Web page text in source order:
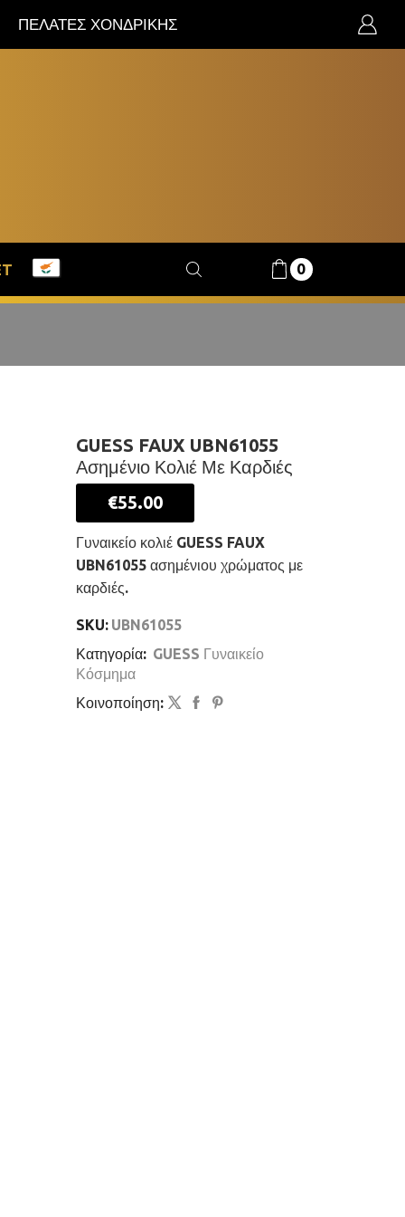
ΠΕΛΑΤΕΣ ΧΟΝΔΡΙΚΗΣ
0
GUESS FAUX UBN61055
Ασημένιο Κολιέ Με Καρδιές
€55.00
Γυναικείο κολιέ GUESS FAUX
UBN61055 ασημένιου χρώματος με
καρδιές.
SKU: UBN61055
Κατηγορία: GUESS Γυναικείο
Κόσμημα
Κοινοποίηση: